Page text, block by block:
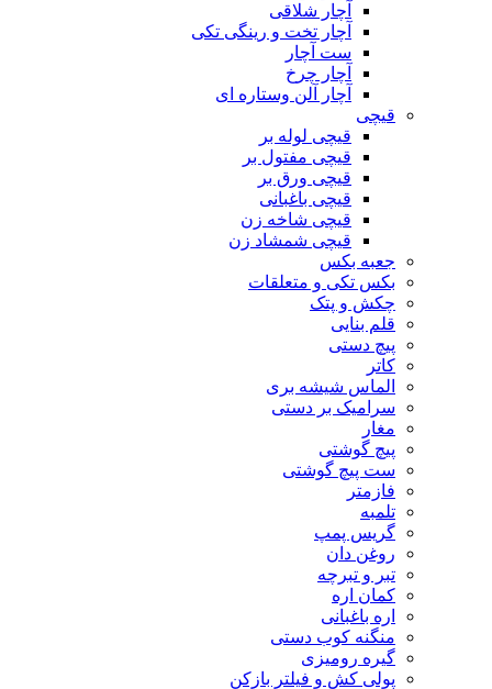
آچار شلاقی
آچار تخت و رینگی تکی
ست آچار
آچار چرخ
آچار آلن وستاره ای
قیچی
قیچی لوله بر
قیچی مفتول بر
قیچی ورق بر
قیچی باغبانی
قیچی شاخه زن
قیچی شمشاد زن
جعبه بکس
بکس تکی و متعلقات
چکش و پتک
قلم بنایی
پیچ دستی
کاتر
الماس شیشه بری
سرامیک بر دستی
مغار
پیچ گوشتی
ست پیچ گوشتی
فازمتر
تلمبه
گریس پمپ
روغن دان
تبر و تبرچه
کمان اره
اره باغبانی
منگنه کوب دستی
گیره رومیزی
پولی کش و فیلتر بازکن